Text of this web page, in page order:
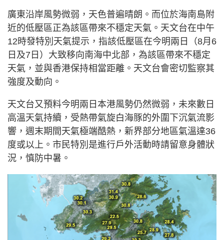
廣東沿岸風勢微弱，天色普遍晴朗。而位於海南島附
近的低壓區正為該區帶來不穩定天氣。天文台在中午
12時發特別天氣提示，指該低壓區在今明兩日（8月6
日及7日）大致移向南海中北部，為該區帶來不穩定
天氣，並與香港保持相當距離。天文台會密切監察其
強度及動向。
天文台又預料今明兩日本港風勢仍然微弱，未來數日
高溫天氣持續，受熱帶氣旋白海豚的外圍下沉氣流影
響，週末期間天氣極端酷熱，新界部分地區氣溫達36
度或以上。市民特別是進行戶外活動時請留意身體狀
況，慎防中暑。